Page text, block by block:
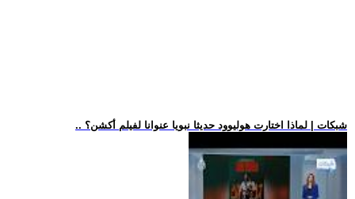
.. شبكات | لماذا اختارت هوليوود حديثا نبويا عنوانا لفيلم أكشن؟